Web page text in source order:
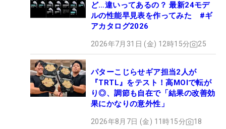
ど…違いってあるの？ 最新24モデ
ルの性能早見表を作ってみた #ギ
アカタログ2026
2026年7月31日 (金) 12時15分 25
パターこじらせギア担当2人が
『TRTL』をテスト！高MOIで転が
り◎、調節も自在で「結果の改善効
果にかなりの意外性」
2026年8月7日 (金) 11時15分 18